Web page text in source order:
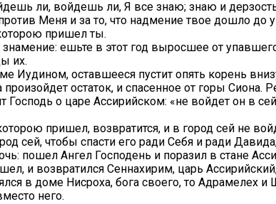
ли, войдешь ли, Я все знаю; знаю и
Меня и за то, что надмение твое дошло
пришел ты.
знамение: ешьте в этот год выросшее от
их.
Иудином, оставшееся пустит опять корень
остаток, и спасенное от горы Сиона.
Господь о царе Ассирийском: «не войдет он в
пришел, возвратится, и в город сей не
сей, чтобы спасти его ради Себя и ради
пошел Ангел Господень и поразил в стане
и возвратился Сеннахирим, царь
в доме Нисроха, бога своего, то
него.